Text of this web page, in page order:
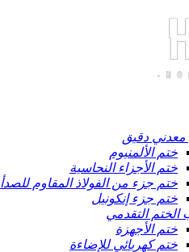
دقيق
ختم الألمنيوم
ختم الأجزاء النحاسية
ختم جزء من الفولاذ المقاوم للصدأ
ختم جزء إنكونيل
الختم التقدمي
ختم الأجهزة
ختم كهربائي للإضاءة